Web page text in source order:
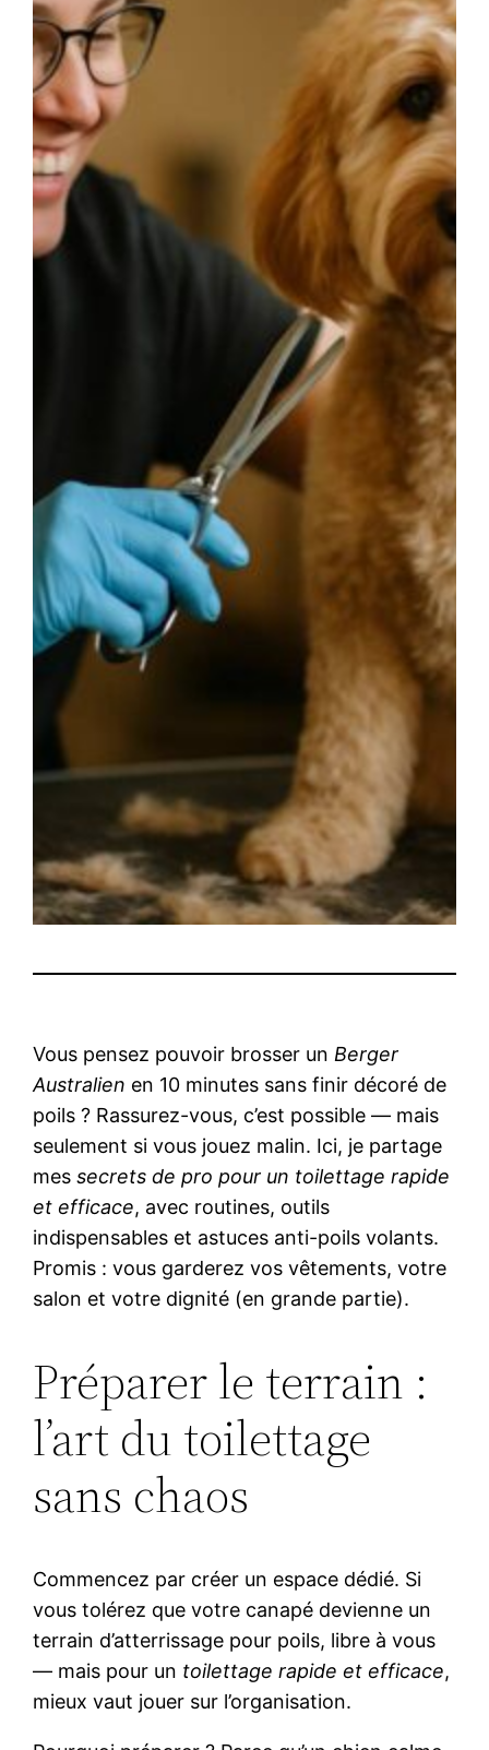
Vous pensez pouvoir brosser un Berger
Australien en 10 minutes sans finir décoré de
poils ? Rassurez-vous, c’est possible — mais
seulement si vous jouez malin. Ici, je partage
messecrets de pro pour un toilettage rapide
et efficace, avec routines, outils
indispensables et astuces anti-poils volants.
Promis : vous garderez vos vêtements, votre
salon et votre dignité (en grande partie).
Préparer le terrain :
l’art du toilettage
sans chaos
Commencez par créer un espace dédié. Si
vous tolérez que votre canapé devienne un
terrain d’atterrissage pour poils, libre à vous
— mais pour un toilettage rapide et efficace,
mieux vaut jouer sur l’organisation.